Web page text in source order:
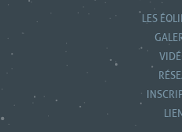
LES